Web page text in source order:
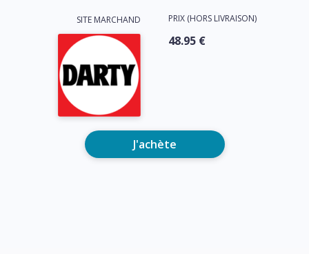
SITE MARCHAND PRIX (HORS LIVRAISON)
48.95 €
J'achète